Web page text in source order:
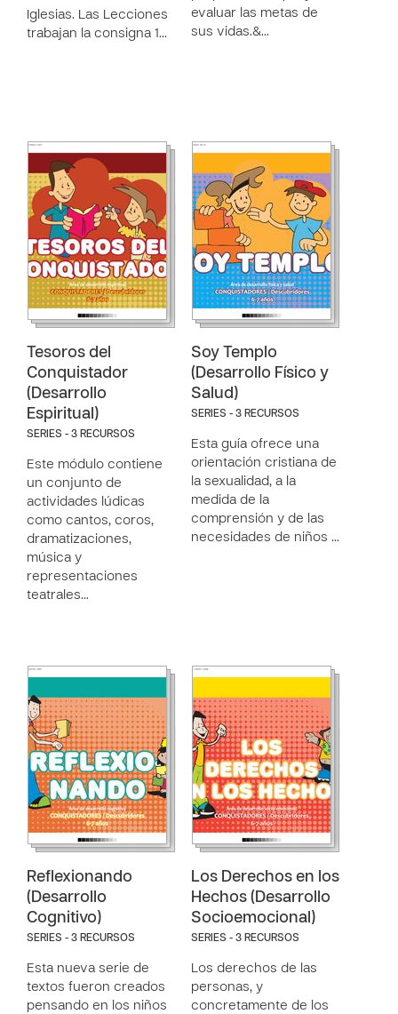
Iglesias. Las Lecciones
trabajan la consigna 1…
evaluar las metas de
sus vidas.&…
Tesoros del
Conquistador
(Desarrollo
Espiritual)
SERIES - 3 RECURSOS
Este módulo contiene
un conjunto de
actividades lúdicas
como cantos, coros,
dramatizaciones,
música y
representaciones
teatrales…
Soy Templo
(Desarrollo Físico y
Salud)
SERIES - 3 RECURSOS
Esta guía ofrece una
orientación cristiana de
la sexualidad, a la
medida de la
comprensión y de las
necesidades de niños …
Reflexionando
(Desarrollo
Cognitivo)
SERIES - 3 RECURSOS
Esta nueva serie de
textos fueron creados
pensando en los niños
Los Derechos en los
Hechos (Desarrollo
Socioemocional)
SERIES - 3 RECURSOS
Los derechos de las
personas, y
concretamente de los